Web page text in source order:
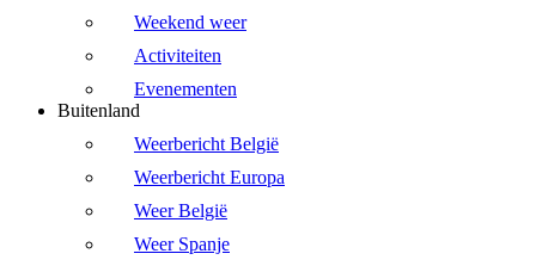
Weekend weer
Activiteiten
Evenementen
Buitenland
Weerbericht België
Weerbericht Europa
Weer België
Weer Spanje